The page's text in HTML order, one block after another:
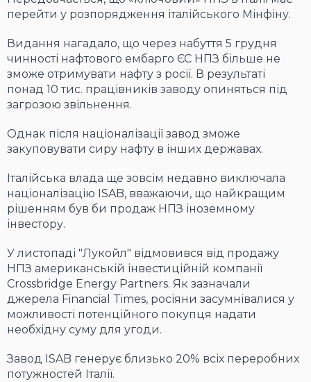
перейти у розпорядження італійського Мінфіну.
Видання нагадало, що через набуття 5 грудня
чинності нафтового ембарго ЄС НПЗ більше не
зможе отримувати нафту з росії. В результаті
понад 10 тис. працівників заводу опиняться під
загрозою звільнення.
Однак після націоналізації завод зможе
закуповувати сиру нафту в інших державах.
Італійська влада ще зовсім недавно виключала
націоналізацію ISAB, вважаючи, що найкращим
рішенням був би продаж НПЗ іноземному
інвестору.
У листопаді "Лукойл" відмовився від продажу
НПЗ американській інвестиційній компанії
Crossbridge Energy Partners. Як зазначали
джерела Financial Times, росіяни засумнівалися у
можливості потенційного покупця надати
необхідну суму для угоди.
Завод ISAB генерує близько 20% всіх переробних
потужностей Італії.